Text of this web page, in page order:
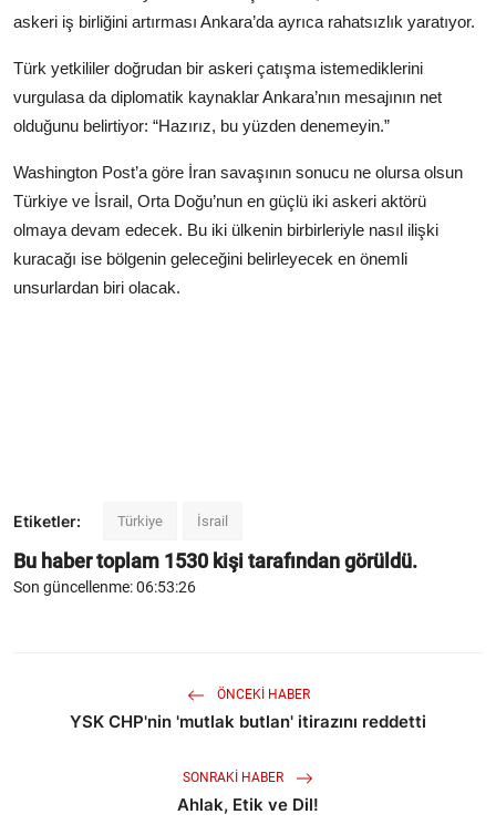
askeri iş birliğini artırması Ankara’da ayrıca rahatsızlık yaratıyor.
Türk yetkililer doğrudan bir askeri çatışma istemediklerini
vurgulasa da diplomatik kaynaklar Ankara’nın mesajının net
olduğunu belirtiyor: “Hazırız, bu yüzden denemeyin.”
Washington Post’a göre İran savaşının sonucu ne olursa olsun
Türkiye ve İsrail, Orta Doğu’nun en güçlü iki askeri aktörü
olmaya devam edecek. Bu iki ülkenin birbirleriyle nasıl ilişki
kuracağı ise bölgenin geleceğini belirleyecek en önemli
unsurlardan biri olacak.
Etiketler: Türkiye İsrail
Bu haber toplam 1530 kişi tarafından görüldü.
Son güncellenme: 06:53:26
ÖNCEKI HABER
YSK CHP'nin 'mutlak butlan' itirazını reddetti
SONRAKI HABER
Ahlak, Etik ve Dil!